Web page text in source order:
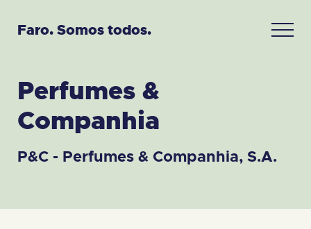
Faro. Somos todos.
Perfumes &
Companhia
P&C - Perfumes & Companhia, S.A.